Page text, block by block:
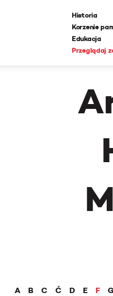
Historia
Korzenie
Edukacja
Przeglądaj
A B C Ć D E F G